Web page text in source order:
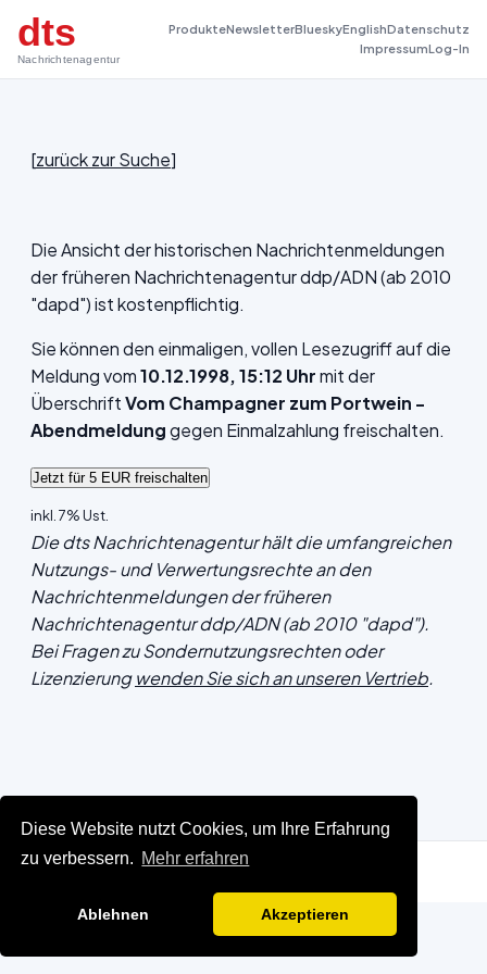
Diese Website nutzt Cookies, um Ihre Erfahrung
zu verbessern. Mehr erfahren
Ablehnen Akzeptieren
dts
Nachrichtenagentur
ProdukteNewsletterBlueskyEnglishDatenschutz
ImpressumLog-In
[zurück zur Suche]
Die Ansicht der historischen Nachrichtenmeldungen
der früheren Nachrichtenagentur ddp/ADN (ab 2010
"dapd") ist kostenpflichtig.
Sie können den einmaligen, vollen Lesezugriff auf die
Meldung vom10.12.1998, 15:12 Uhrmit der
ÜberschriftVom Champagner zum Portwein -
Abendmeldunggegen Einmalzahlung freischalten.
inkl. 7% Ust.
Die dts Nachrichtenagentur hält die umfangreichen
Nutzungs- und Verwertungsrechte an den
Nachrichtenmeldungen der früheren
Nachrichtenagentur ddp/ADN (ab 2010 "dapd").
Bei Fragen zu Sondernutzungsrechten oder
Lizenzierungwenden Sie sich an unseren Vertrieb.